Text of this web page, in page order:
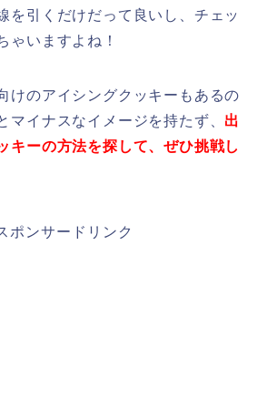
を引くだけだって良いし、チェッ
ゃいますよね！
けのアイシングクッキーもあるの
マイナスなイメージを持たず、 出
キーの方法を探して、ぜひ挑戦し
ポンサードリンク